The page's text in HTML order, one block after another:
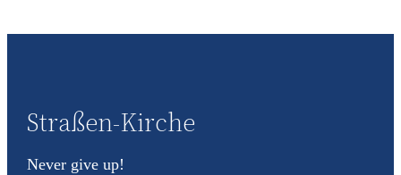
Straßen-Kirche
Never give up!